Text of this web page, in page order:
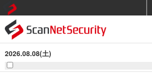
2026.08.08(土)